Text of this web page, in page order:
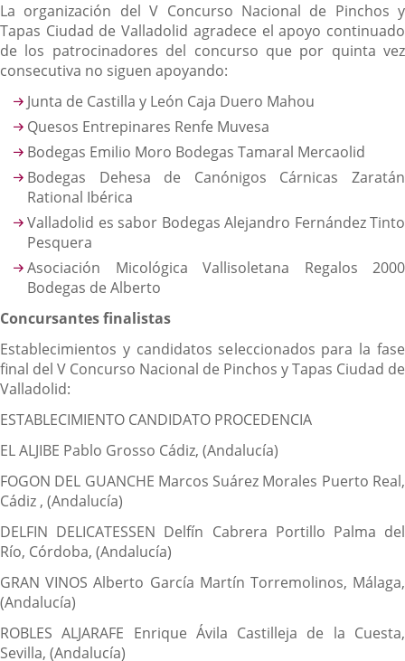
La organización del V Concurso Nacional de Pinchos y
Tapas Ciudad de Valladolid agradece el apoyo continuado
de los patrocinadores del concurso que por quinta vez
consecutiva no siguen apoyando:
Junta de Castilla y León Caja Duero Mahou
Quesos Entrepinares Renfe Muvesa
Bodegas Emilio Moro Bodegas Tamaral Mercaolid
Bodegas Dehesa de Canónigos Cárnicas Zaratán
Rational Ibérica
Valladolid es sabor Bodegas Alejandro Fernández Tinto
Pesquera
Asociación Micológica Vallisoletana Regalos 2000
Bodegas de Alberto
Concursantes finalistas
Establecimientos y candidatos seleccionados para la fase
final del V Concurso Nacional de Pinchos y Tapas Ciudad de
Valladolid:
ESTABLECIMIENTO CANDIDATO PROCEDENCIA
EL ALJIBE Pablo Grosso Cádiz, (Andalucía)
FOGON DEL GUANCHE Marcos Suárez Morales Puerto Real,
Cádiz , (Andalucía)
DELFIN DELICATESSEN Delfín Cabrera Portillo Palma del
Río, Córdoba, (Andalucía)
GRAN VINOS Alberto García Martín Torremolinos, Málaga,
(Andalucía)
ROBLES ALJARAFE Enrique Ávila Castilleja de la Cuesta,
Sevilla, (Andalucía)